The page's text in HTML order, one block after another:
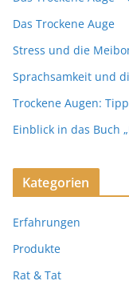
Das Trockene Auge
Stress und die
Sprachsamkeit und
Trockene Augen:
Einblick in das Buch
Kategorien
Erfahrungen
Produkte
Rat & Tat